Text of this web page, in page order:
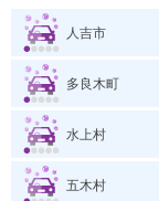
人吉市
多良木町
水上村
五木村